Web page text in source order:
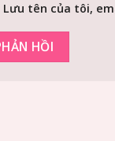
Lưu tên của tôi,